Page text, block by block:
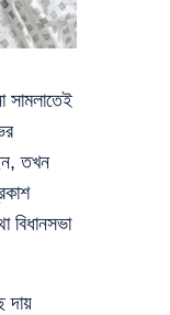
তখন
বিধানসভা
দায়